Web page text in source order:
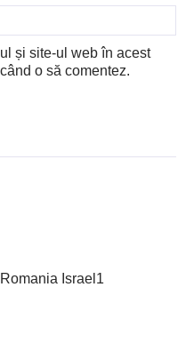
și site-ul web în acest
o să comentez.